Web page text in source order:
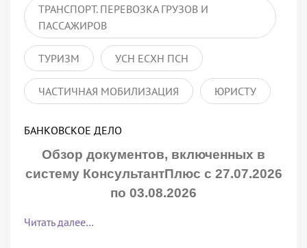
ТРАНСПОРТ. ПЕРЕВОЗКА ГРУЗОВ И
ПАССАЖИРОВ
ТУРИЗМ УСН ЕСХН ПСН
ЧАСТИЧНАЯ МОБИЛИЗАЦИЯ ЮРИСТУ
БАНКОВСКОЕ ДЕЛО
Обзор документов, включенных в
систему КонсультантПлюс с 27.07.2026
по 03.08.2026
Читать далее…